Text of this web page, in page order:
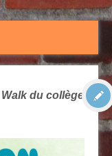
du collège